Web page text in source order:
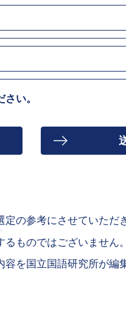
い。
の参考にさせていただ
ものではございません。
を国立国語研究所が